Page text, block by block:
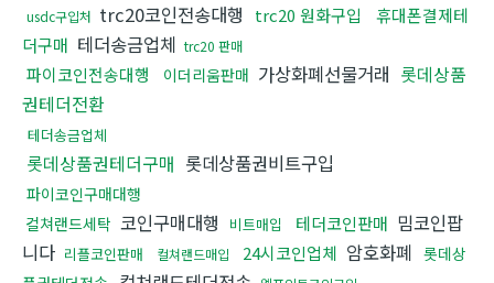
usdc구입처 trc20코인전송대행 trc20 원화구입
휴대폰결제테
더구매 테더송금업체 trc20 판매
파이코인전송대행 이더리움판매 가상화폐선물거래 롯데상품
권테더전환
테더송금업체
롯데상품권테더구매 롯데상품권비트구입
파이코인구매대행
컬쳐랜드세탁 코인구매대행 비트매입 테더코인판매 밈코인팝
니다 리플코인판매 컬쳐랜드매입 24시코인업체 암호화폐 롯데상